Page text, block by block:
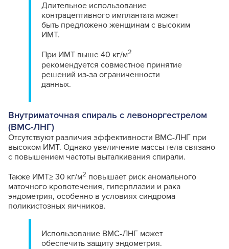
Длительное использование
контрацептивного имплантата может
быть предложено женщинам с высоким
ИМТ.
При ИМТ выше 40 кг/м2
рекомендуется совместное принятие
решений из-за ограниченности
данных.
Внутриматочная спираль с левоноргестрелом
(ВМС-ЛНГ)
Отсутствуют различия эффективности ВМС-ЛНГ при
высоком ИМТ. Однако увеличение массы тела связано
с повышением частоты выталкивания спирали.
Также ИМТ≥ 30 кг/м2 повышает риск аномального
маточного кровотечения, гиперплазии и рака
эндометрия, особенно в условиях синдрома
поликистозных яичников.
Использование ВМС-ЛНГ может
обеспечить защиту эндометрия.